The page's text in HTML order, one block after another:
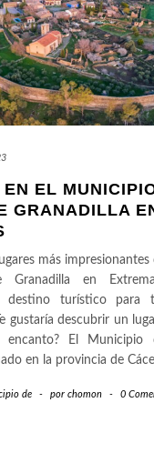
EL
GRANADILLA
más
en
destino turístico para
gustaría descubrir un
El Municipio
en la provincia de
de - por chomon - 0